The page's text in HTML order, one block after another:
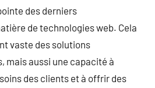
des derniers
de technologies web. Cela
vaste des solutions
mais aussi une capacité à
des clients et à offrir des